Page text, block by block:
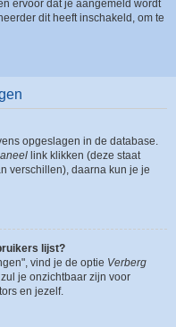
ervoor dat je aangemeld wordt
dit heeft inschakeld, om te
opgeslagen in de database.
link klikken (deze staat
verschillen), daarna kun je je
lijst?
vind je de optie Verberg
je onzichtbaar zijn voor
en jezelf.